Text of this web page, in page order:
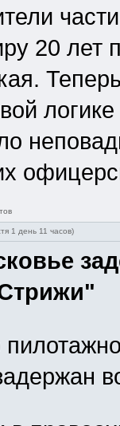
20 лет
1 день 11 часов)